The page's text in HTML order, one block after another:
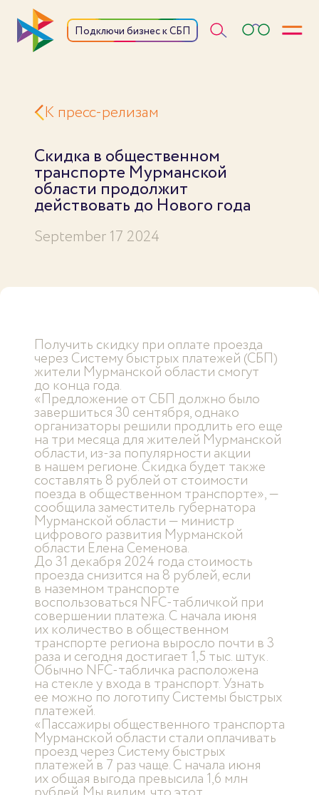
Подключи бизнес к СБП
К пресс-релизам
Скидка в общественном
транспорте Мурманской
области продолжит
действовать до Нового года
September 17 2024
Получить скидку при оплате проезда
через Систему быстрых платежей (СБП)
жители Мурманской области смогут
до конца года.
«Предложение от СБП должно было
завершиться 30 сентября, однако
организаторы решили продлить его еще
на три месяца для жителей Мурманской
области, из-за популярности акции
в нашем регионе. Скидка будет также
составлять 8 рублей от стоимости
поезда в общественном транспорте», —
сообщила заместитель губернатора
Мурманской области — министр
цифрового развития Мурманской
области Елена Семенова.
До 31 декабря 2024 года стоимость
проезда снизится на 8 рублей, если
в наземном транспорте
воспользоваться NFC-табличкой при
совершении платежа. С начала июня
их количество в общественном
транспорте региона выросло почти в 3
раза и сегодня достигает 1,5 тыс. штук.
Обычно NFC-табличка расположена
на стекле у входа в транспорт. Узнать
ее можно по логотипу Системы быстрых
платежей.
«Пассажиры общественного транспорта
Мурманской области стали оплачивать
проезд через Систему быстрых
платежей в 7 раз чаще. С начала июня
их общая выгода превысила 1,6 млн